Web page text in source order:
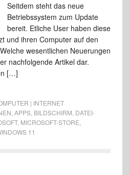
Seitdem steht das neue
Betriebssystem zum Update
bereit. Etliche User haben diese
und ihren Computer auf den
wesentlichen Neuerungen
nachfolgende Artikel dar.
[…]
| INTERNET
APPS, BILDSCHIRM DATEI-
, MICROSOFT-STORE
11